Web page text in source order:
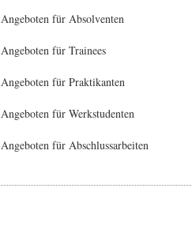
Angeboten für Absolventen
Angeboten für Trainees
Angeboten für Praktikanten
Angeboten für Werkstudenten
Angeboten für Abschlussarbeiten